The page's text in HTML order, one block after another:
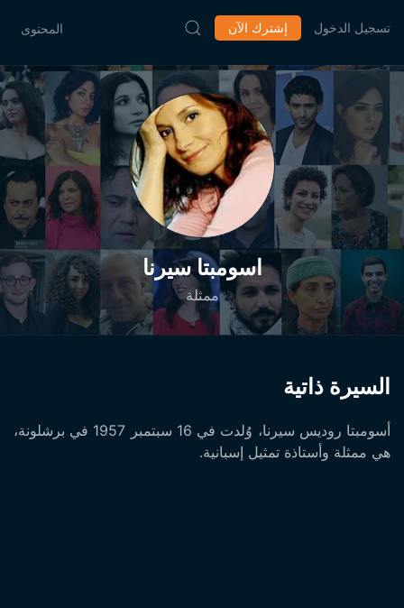
المحتوى إشترك الآن تسجيل الدخول
اسومبتا سيرنا
ممثلة
السيرة ذاتية
أسومبتا روديس سيرنا، وُلدت في 16 سبتمبر 1957 في برشلونة،
هي ممثلة وأستاذة تمثيل إسبانية.